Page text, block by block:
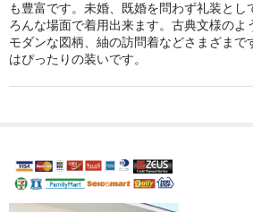
も豊富です。未婚、既婚を問わず礼装とし
ろんな場面で着用出来ます。古典文様のよ
モダンな図柄、紬の訪問着などさまざまで
はぴったりの装いです。